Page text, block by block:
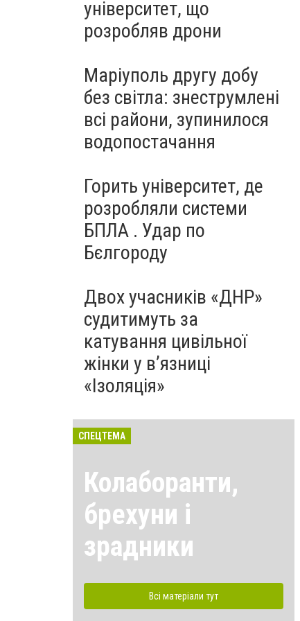
університет, що
розробляв дрони
Маріуполь другу добу
без світла: знеструмлені
всі райони, зупинилося
водопостачання
Горить університет, де
розробляли системи
БПЛА . Удар по
Бєлгороду
Двох учасників «ДНР»
судитимуть за
катування цивільної
жінки у в’язниці
«Ізоляція»
СПЕЦТЕМА
Колаборанти,
брехуни і
зрадники
Всі матеріали тут